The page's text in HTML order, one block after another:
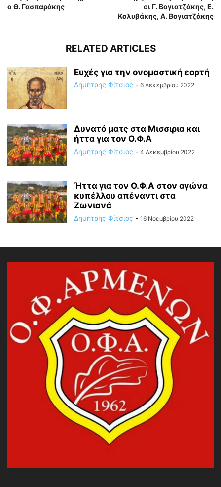
ο Θ. Γασπαράκης
οι Γ. Βογιατζάκης, Ε.
Κολυβάκης, Α. Βογιατζάκης
RELATED ARTICLES
Ευχές για την ονομαστική εορτή
Δημήτρης Φίτσιος - 6 Δεκεμβρίου 2022
Δυνατό ματς στα Μισσιρια και
ήττα για τον Ο.Φ.Α
Δημήτρης Φίτσιος - 4 Δεκεμβρίου 2022
Ήττα για τον Ο.Φ.Α στον αγώνα
κυπέλλου απέναντι στα
Ζωνιανά
Δημήτρης Φίτσιος - 16 Νοεμβρίου 2022